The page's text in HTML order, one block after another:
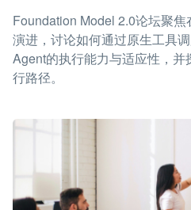
Foundation Model 2.0论坛聚
演进，讨论如何通过原生工具
Agent的执行能力与适应性，
行路径。